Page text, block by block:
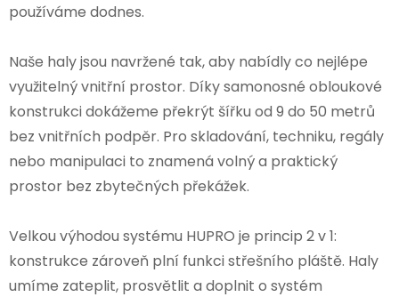
používáme dodnes.
Naše haly jsou navržené tak, aby nabídly co nejlépe
využitelný vnitřní prostor. Díky samonosné obloukové
konstrukci dokážeme překrýt šířku od 9 do 50 metrů
bez vnitřních podpěr. Pro skladování, techniku, regály
nebo manipulaci to znamená volný a praktický
prostor bez zbytečných překážek.
Velkou výhodou systému HUPRO je princip 2 v 1:
konstrukce zároveň plní funkci střešního pláště. Haly
umíme zateplit, prosvětlit a doplnit o systém